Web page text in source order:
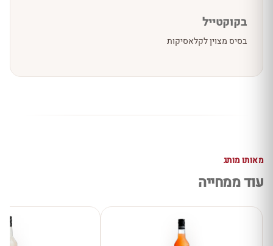
בקוקטייל
בסיס מצוין לקלאסיקות
מאותו מותג
עוד ממחייה